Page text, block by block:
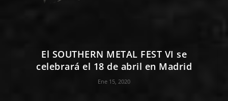
El SOUTHERN METAL FEST VI se
celebrará el 18 de abril en Madrid
Ene 15, 2020